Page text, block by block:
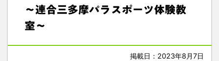
～連合三多摩パラスポーツ体験教
室～
掲載日：2023年8月7日